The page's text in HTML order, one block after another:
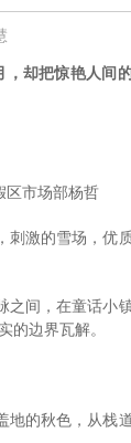
，却把惊艳人间
区市场部杨哲
刺激的雪场，优
之间，在童话小
的边界瓦解。
地的秋色，从栈